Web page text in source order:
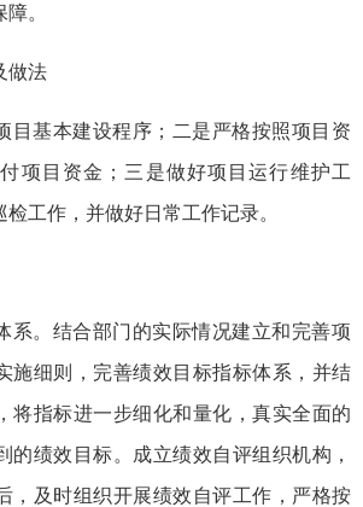
。
做法
目基本建设程序；二是严格按照项目资
项目资金；三是做好项目运行维护工
工作，并做好日常工作记录。
系。结合部门的实际情况建立和完善项
施细则，完善绩效目标指标体系，并结
将指标进一步细化和量化，真实全面的
的绩效目标。成立绩效自评组织机构，
，及时组织开展绩效自评工作，严格按